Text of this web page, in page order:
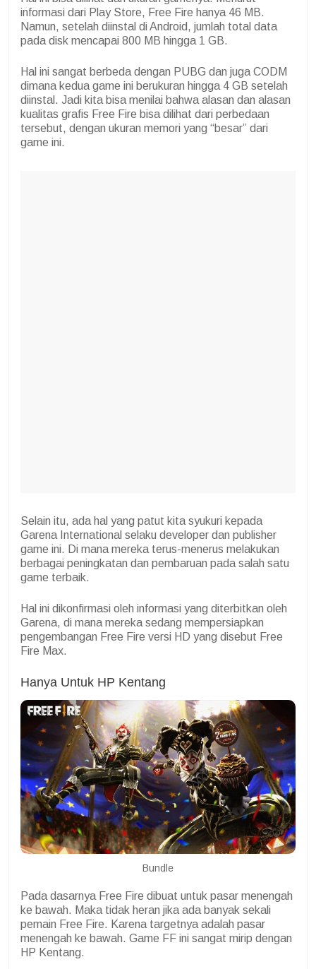
informasi dari Play Store, Free Fire hanya 46 MB.
Namun, setelah diinstal di Android, jumlah total data
pada disk mencapai 800 MB hingga 1 GB.
Hal ini sangat berbeda dengan PUBG dan juga CODM
dimana kedua game ini berukuran hingga 4 GB setelah
diinstal. Jadi kita bisa menilai bahwa alasan dan alasan
kualitas grafis Free Fire bisa dilihat dari perbedaan
tersebut, dengan ukuran memori yang “besar” dari
game ini.
Selain itu, ada hal yang patut kita syukuri kepada
Garena International selaku developer dan publisher
game ini. Di mana mereka terus-menerus melakukan
berbagai peningkatan dan pembaruan pada salah satu
game terbaik.
Hal ini dikonfirmasi oleh informasi yang diterbitkan oleh
Garena, di mana mereka sedang mempersiapkan
pengembangan Free Fire versi HD yang disebut Free
Fire Max.
Hanya Untuk HP Kentang
Bundle
Pada dasarnya Free Fire dibuat untuk pasar menengah
ke bawah. Maka tidak heran jika ada banyak sekali
pemain Free Fire. Karena targetnya adalah pasar
menengah ke bawah. Game FF ini sangat mirip dengan
HP Kentang.